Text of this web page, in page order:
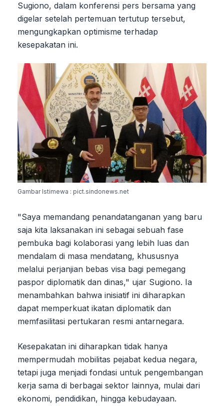
Sugiono, dalam konferensi pers bersama yang
digelar setelah pertemuan tertutup tersebut,
mengungkapkan optimisme terhadap
kesepakatan ini.
Gambar Istimewa : pict.sindonews.net
"Saya memandang penandatanganan yang baru
saja kita laksanakan ini sebagai sebuah fase
pembuka bagi kolaborasi yang lebih luas dan
mendalam di masa mendatang, khususnya
melalui perjanjian bebas visa bagi pemegang
paspor diplomatik dan dinas," ujar Sugiono. Ia
menambahkan bahwa inisiatif ini diharapkan
dapat memperkuat ikatan diplomatik dan
memfasilitasi pertukaran resmi antarnegara.
Kesepakatan ini diharapkan tidak hanya
mempermudah mobilitas pejabat kedua negara,
tetapi juga menjadi fondasi untuk pengembangan
kerja sama di berbagai sektor lainnya, mulai dari
ekonomi, pendidikan, hingga kebudayaan.